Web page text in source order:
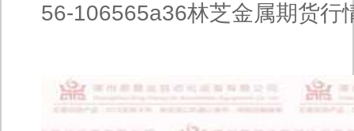
56-106565a36林芝金属期货行